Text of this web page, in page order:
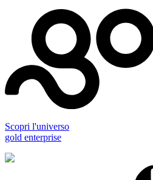
Scopri l'universo
gold enterprise